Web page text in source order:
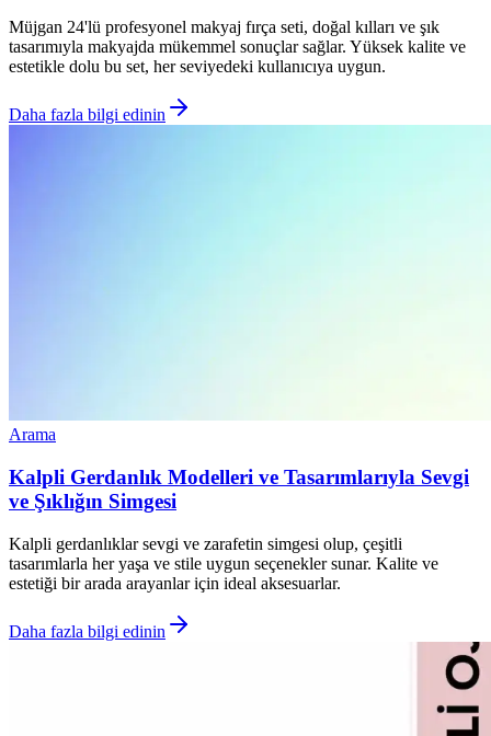
Müjgan 24'lü profesyonel makyaj fırça seti, doğal kılları ve şık
tasarımıyla makyajda mükemmel sonuçlar sağlar. Yüksek kalite ve
estetikle dolu bu set, her seviyedeki kullanıcıya uygun.
Daha fazla bilgi edinin
Arama
Kalpli Gerdanlık Modelleri ve Tasarımlarıyla Sevgi
ve Şıklığın Simgesi
Kalpli gerdanlıklar sevgi ve zarafetin simgesi olup, çeşitli
tasarımlarla her yaşa ve stile uygun seçenekler sunar. Kalite ve
estetiği bir arada arayanlar için ideal aksesuarlar.
Daha fazla bilgi edinin